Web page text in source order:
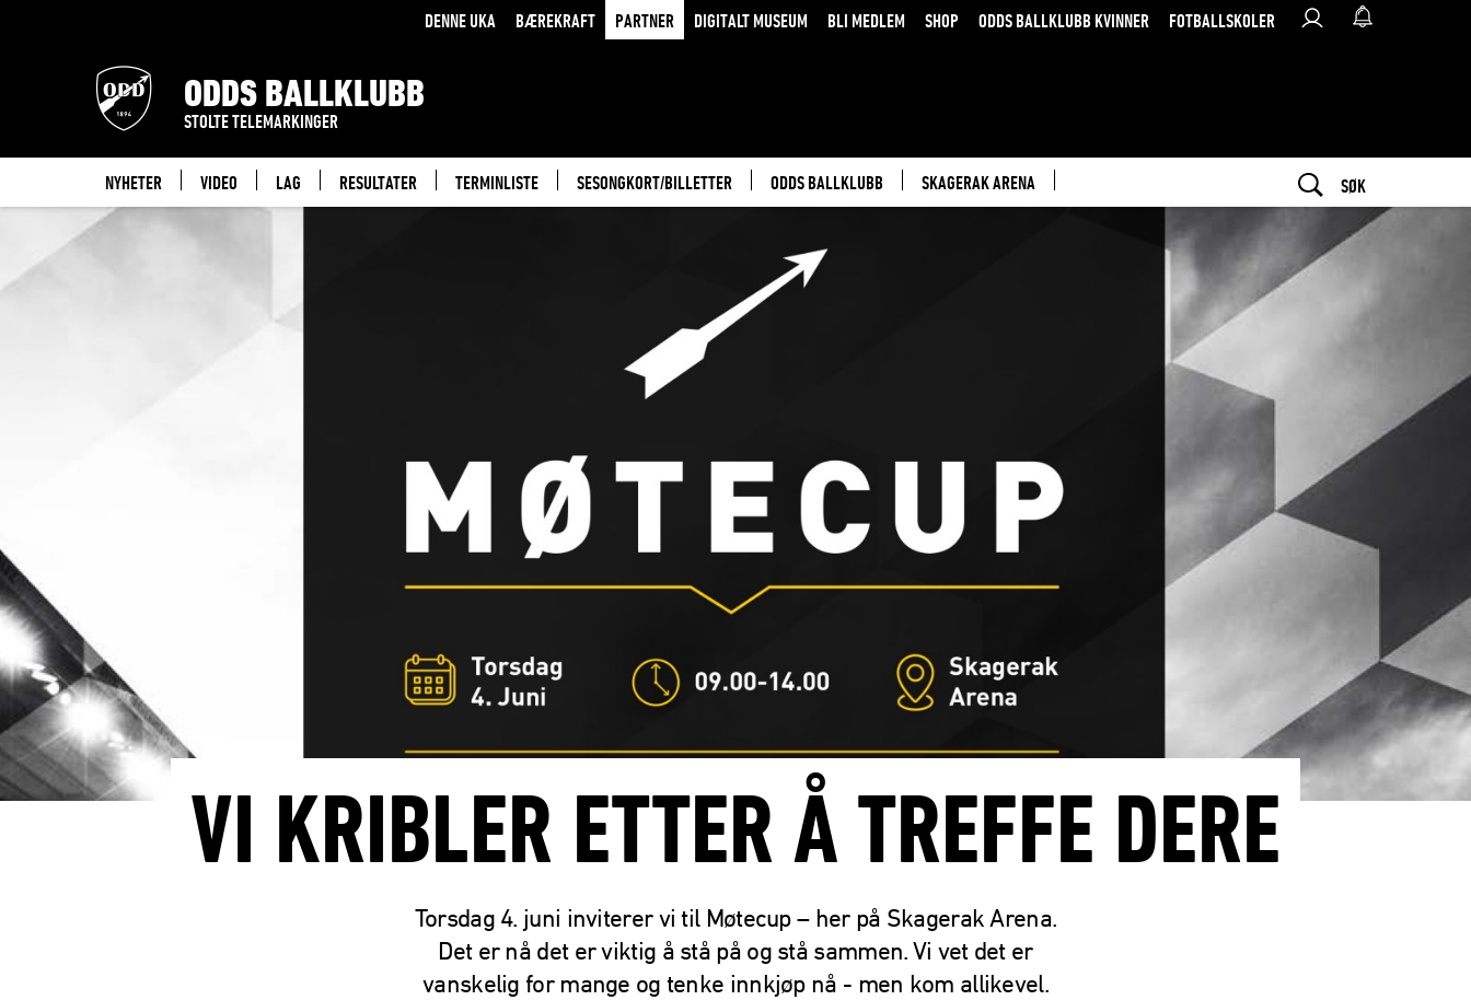
DENNE UKA BÆREKRAFT PARTNER DIGITALT MUSEUM BLI MEDLEM SHOP ODDS BALLKLUBB KVINNER FOTBALLSKOLER
ODDS BALLKLUBB
STOLTE TELEMARKINGER
NYHETER VIDEO LAG RESULTATER TERMINLISTE SESONGKORT/BILLETTER ODDS BALLKLUBB SKAGERAK ARENA SØK
VI KRIBLER ETTER Å TREFFE DERE
Torsdag 4. juni inviterer vi til Møtecup – her på Skagerak Arena.
Det er nå det er viktig å stå på og stå sammen. Vi vet det er
vanskelig for mange og tenke innkjøp nå - men kom allikevel.